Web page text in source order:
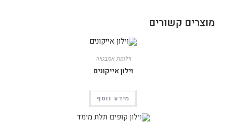
מוצרים קשורים
וילונות אמבטיה
וילון אייקונים
מידע נוסף